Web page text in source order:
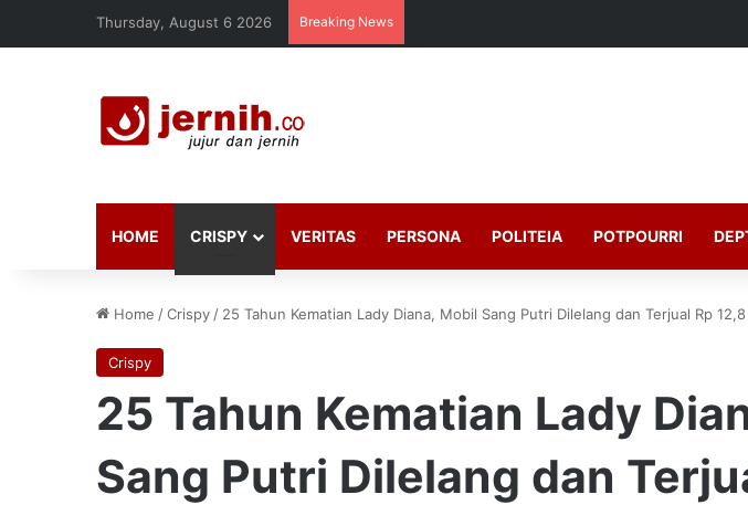
Thursday, August 6 2026 Breaking News
HOME CRISPY VERITAS PERSONA POLITEIA POTPOURRI
Home /Crispy / 25 Tahun Kematian Lady Diana, Mobil Sang Putri Dilelang dan Terjual Rp
Crispy
25 Tahun Kematian Lady
Sang Putri Dilelang dan